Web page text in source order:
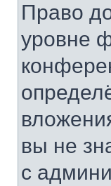
Право
уровне
вы не
с